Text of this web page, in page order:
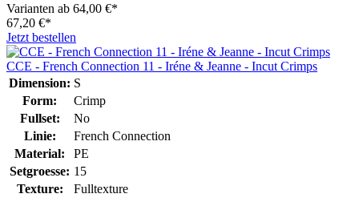
Varianten ab 64,00 €*
67,20 €*
Jetzt bestellen
CCE - French Connection 11 - Iréne & Jeanne - Incut Crimps
Dimension: S
Form:
Crimp
Fullset:
No
Linie:
French Connection
Material:
PE
Setgroesse: 15
Texture:
Fulltexture